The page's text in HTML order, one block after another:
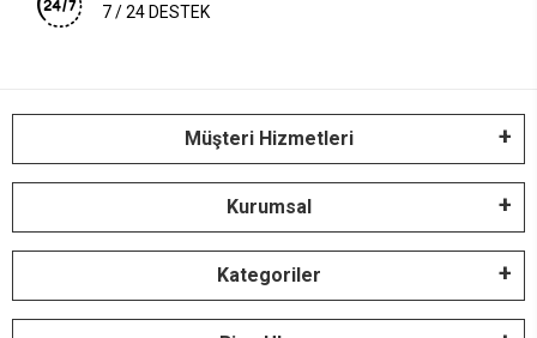
7 / 24 DESTEK
Müşteri Hizmetleri
Kurumsal
Kategoriler